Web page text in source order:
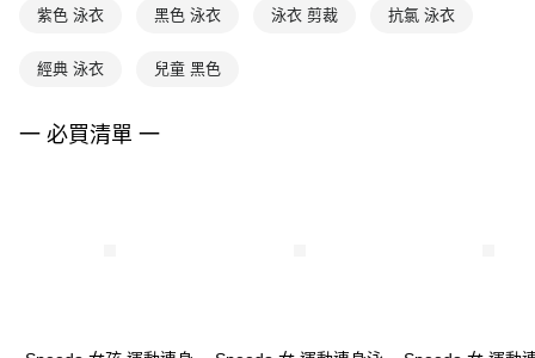
紫色 泳衣 黑色 泳衣 泳衣 剪裁 抗氯 泳衣
經典 泳衣 兒童 黑色
一 必買清單 一